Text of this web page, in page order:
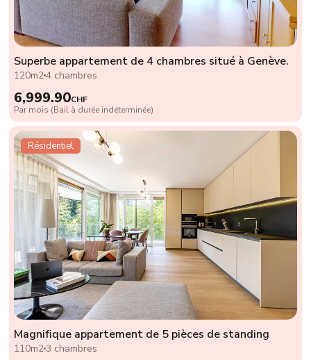
Superbe appartement de 4 chambres situé à Genève.
120m24 chambres
6,999.90CHF
Par mois (Bail à durée indéterminée)
Résidentiel
Magnifique appartement de 5 pièces de standing
110m23 chambres